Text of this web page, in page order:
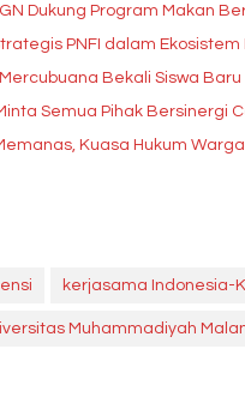
Dukung Program Makan
PNFI dalam Ekosistem
Mercubuana Bekali Siswa
Semua Pihak Bersinergi
Kuasa Hukum
kerjasama Indonesia-
Muhammadiyah